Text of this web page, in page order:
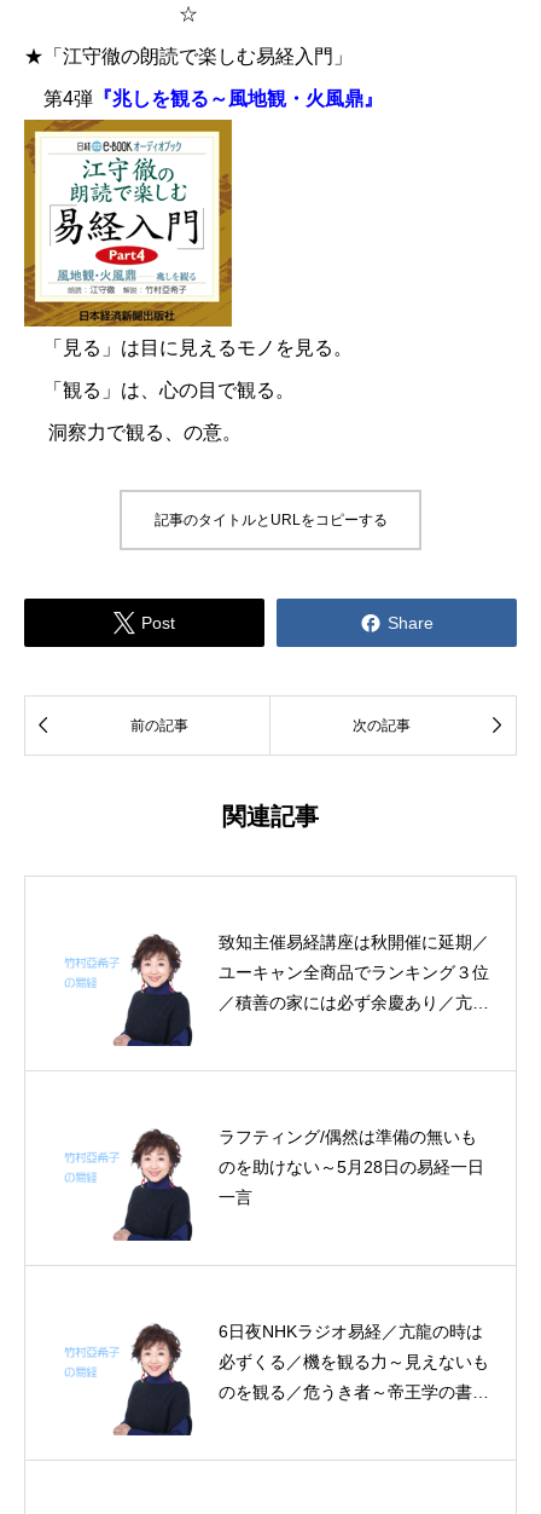
☆
★「江守徹の朗読で楽しむ易経入門」
第4弾 『兆しを観る～風地観・火風鼎』
「見る」は目に見えるモノを見る。
「観る」は、心の目で観る。
洞察力で観る、の意。
記事のタイトルとURLをコピーする
 Post  Share
 前の記事 次の記事 
関連記事
致知主催易経講座は秋開催に延期／
ユーキャン全商品でランキング３位
／積善の家には必ず余慶あり／亢龍
ラフティング/偶然は準備の無いも
のを助けない～5月28日の易経一日
一言
6日夜NHKラジオ易経／亢龍の時は
必ずくる／機を観る力～見えないも
のを観る／危うき者～帝王学の書～